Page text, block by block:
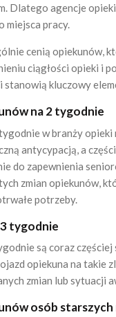
Dlatego agencje
miejsca pracy.
cenią opiekunów,
ciągłości opieki i
stanowią kluczowy
na 2 tygodnie
w branży
antycypacją, a
do zapewnienia
zmian opiekunów,
potrzeby.
tygodnie
są coraz
opiekuna na takie
zmian lub sytuacji
osób